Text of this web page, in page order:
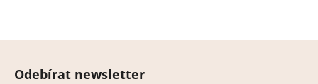
Odebírat newsletter